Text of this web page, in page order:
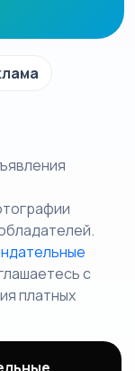
c
платных
сервиса